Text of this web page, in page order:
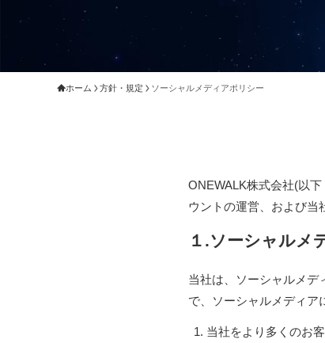
ホーム 方針・規定 ソーシャルメディアポリシー
ONEWALK株式会社(以
ウントの運営、および当
１.ソーシャルメ
当社は、ソーシャルメデ
で、ソーシャルメディア
当社をより多くのお